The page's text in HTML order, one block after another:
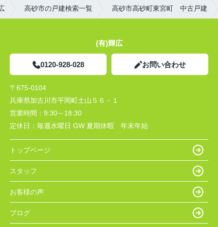
高砂市の戸建検索一覧 高砂市高砂町東宮町 中古戸建
(有)輝広
0120-928-028 お問い合わせ
〒675-0104
兵庫県加古川市平岡町土山５６－１
営業時間： 9:30～18:30
定休日： 毎週水曜日 GW 夏期休暇 年末年始
トップページ
スタッフ
お客様の声
ブログ